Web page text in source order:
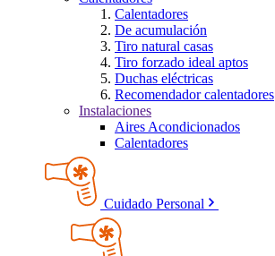
Calentadores
De acumulación
Tiro natural casas
Tiro forzado ideal aptos
Duchas eléctricas
Recomendador calentadores
Instalaciones
Aires Acondicionados
Calentadores
Cuidado Personal